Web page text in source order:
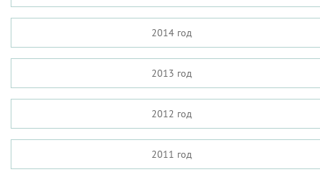
2014 год
2013 год
2012 год
2011 год